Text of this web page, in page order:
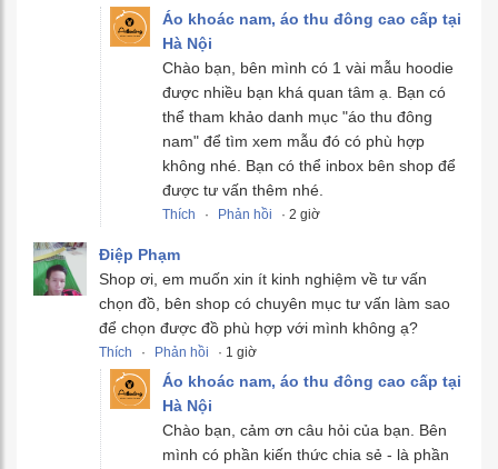
Áo khoác nam, áo thu đông cao cấp tại
Hà Nội
Chào bạn, bên mình có 1 vài mẫu hoodie
được nhiều bạn khá quan tâm ạ. Bạn có
thể tham khảo danh mục "áo thu đông
nam" để tìm xem mẫu đó có phù hợp
không nhé. Bạn có thể inbox bên shop để
được tư vấn thêm nhé.
Thích · Phản hồi · 2 giờ
Điệp Phạm
Shop ơi, em muốn xin ít kinh nghiệm về tư vấn
chọn đồ, bên shop có chuyên mục tư vấn làm sao
để chọn được đồ phù hợp với mình không ạ?
Thích · Phản hồi · 1 giờ
Áo khoác nam, áo thu đông cao cấp tại
Hà Nội
Chào bạn, cảm ơn câu hỏi của bạn. Bên
mình có phần kiến thức chia sẻ - là phần